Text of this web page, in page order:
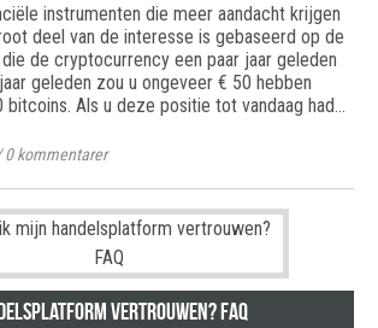
instrumenten die meer aandacht krijgen
deel van de interesse is gebaseerd op de
de cryptocurrency een paar jaar geleden
geleden zou u ongeveer € 50 hebben
Als u deze positie tot vandaag had…
0kommentarer
vertrouwen? FAQ